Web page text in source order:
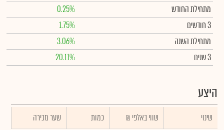
מתחילת החודש
0.25%
3 חודשים
1.75%
מתחילת השנה
3.06%
3 שנים
20.11%
היצע
שינוי ₪ שווי באלפי כמות
שער מכירה